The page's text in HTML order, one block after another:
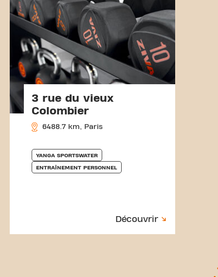
3 rue du vieux
Colombier
6488.7 km, Paris
YANGA SPORTSWATER
ENTRAÎNEMENT PERSONNEL
Découvrir